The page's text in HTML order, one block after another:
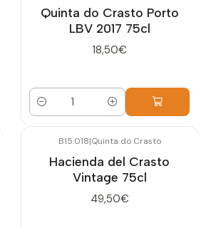
Quinta do Crasto Porto
LBV 2017 75cl
18,50€
Cantidad
B15.018|Quinta do Crasto
Hacienda del Crasto
Vintage 75cl
49,50€